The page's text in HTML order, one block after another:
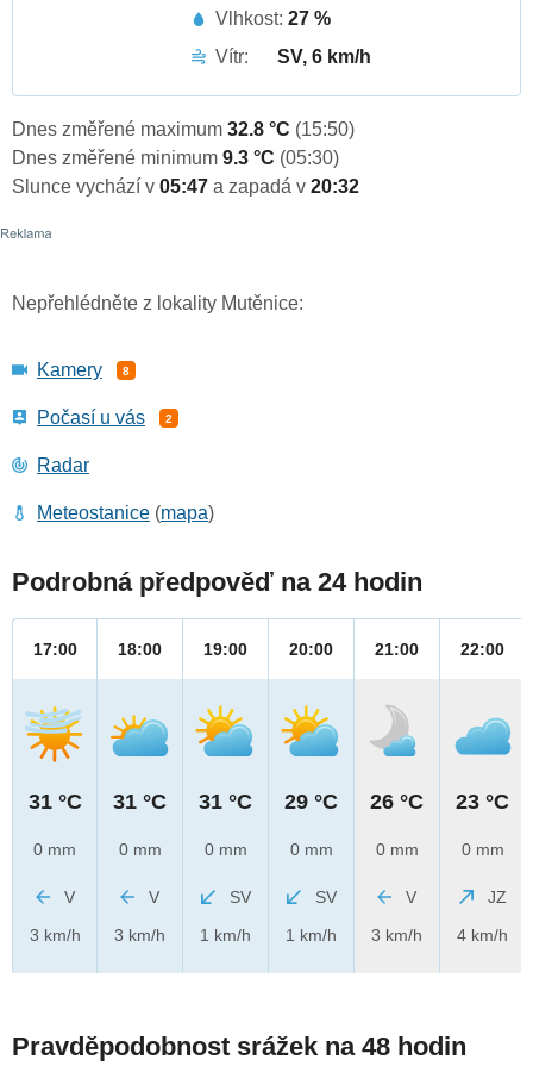
Vlhkost: 27 %
Vítr:
SV, 6 km/h
Dnes změřené maximum 32.8 °C (15:50)
Dnes změřené minimum 9.3 °C (05:30)
Slunce vychází v 05:47 a zapadá v 20:32
Nepřehlédněte z lokality Mutěnice:
Kamery 8
Počasí u vás 2
Radar
Meteostanice (mapa)
Podrobná předpověď na 24 hodin
17:00
31 °C
0 mm
V
3 km/h
18:00
31 °C
0 mm
V
3 km/h
19:00
31 °C
0 mm
SV
1 km/h
20:00
29 °C
0 mm
SV
1 km/h
21:00
26 °C
0 mm
V
3 km/h
22:00
23 °C
0 mm
JZ
4 km/h
Pravděpodobnost srážek na 48 hodin